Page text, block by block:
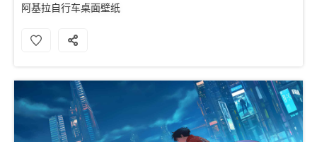
阿基拉自行车桌面壁纸